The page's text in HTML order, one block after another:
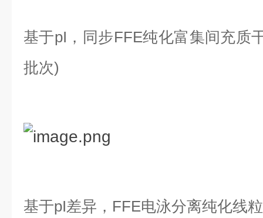
基于pI，同步FFE纯化富集间充质
批次)
基于pI差异，FFE电泳分离纯化线